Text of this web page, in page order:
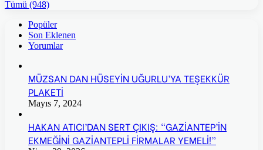
Tümü (948)
Popüler
Son Eklenen
Yorumlar
MÜZSAN DAN HÜSEYİN UĞURLU’YA TEŞEKKÜR
PLAKETİ
Mayıs 7, 2024
HAKAN ATICI’DAN SERT ÇIKIŞ: “GAZİANTEP’İN
EKMEĞİNİ GAZİANTEPLİ FİRMALAR YEMELİ!”